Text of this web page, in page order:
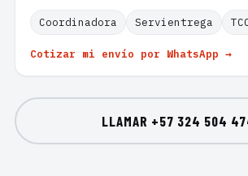
Coordinadora Servientrega
Cotizar mi envío por WhatsApp →
LLAMAR +57 324 504